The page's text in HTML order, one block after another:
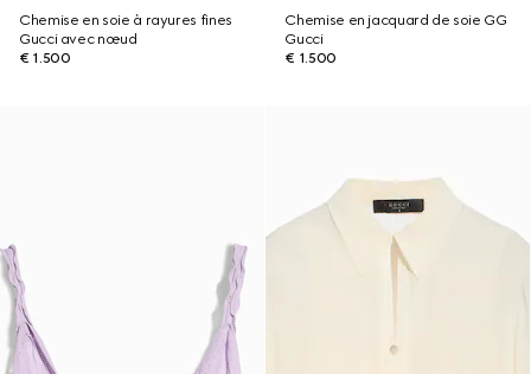
Chemise en soie à rayures fines
Gucci avec nœud
€ 1.500
Chemise en jacquard de soie GG
Gucci
€ 1.500